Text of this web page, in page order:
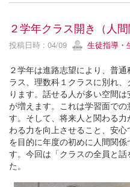
２学年クラス開き（人間
投稿日時 : 04/09 生徒指導・
２学年は進路志望により、普
ラス、理数科１クラスに別れ
ります。話せる人が多い空間
が増えます。これは学習面で
す。そして、将来人と関わる
わる力を向上させること、安
を目的に年度の初めに人間関
す。今回は「クラスの全員と
た。